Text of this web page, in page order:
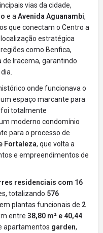
vias da cidade,
e a Avenida Aguanambi,
que conectam o Centro a
estratégica
como Benfica,
de Iracema, garantindo
onde funcionava o
um espaço marcante para
totalmente
moderno condomínio
para o processo de
Fortaleza, que volta a
e empreendimentos de
residenciais com 16
totalizando 576
plantas funcionais de 2
entre 38,80 m² e 40,44
apartamentos garden,